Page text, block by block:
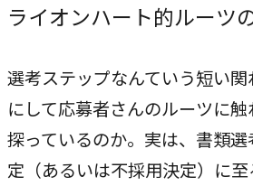
ライオンハート的ルーツ
選考ステップなんていう短い
にして応募者さんのルーツに
探っているのか。実は、書類
定（あるいは不採用決定）に